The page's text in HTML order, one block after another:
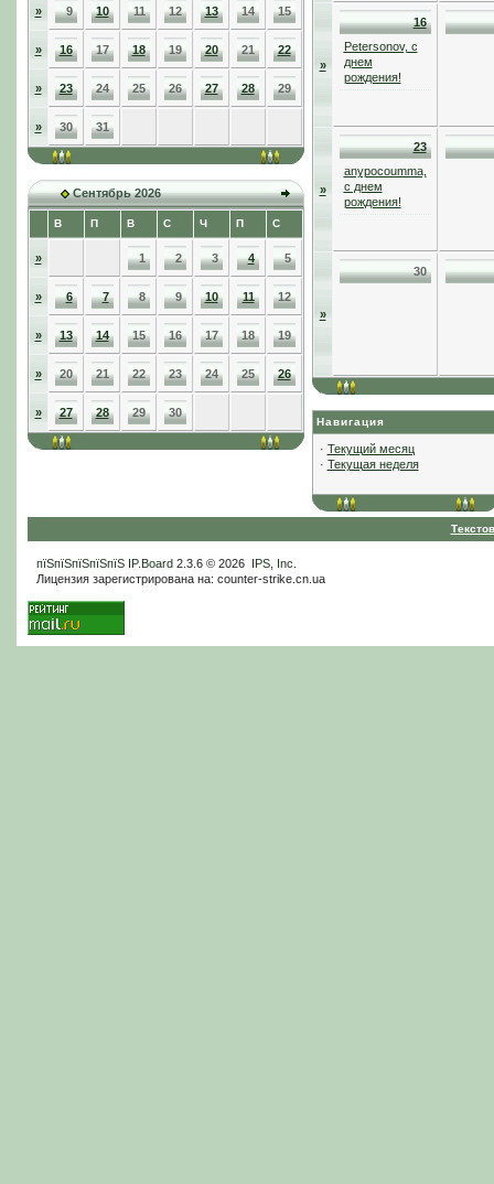
» 9 10 11 12 13 14 15
» 16 17 18 19 20 21 22
» 23 24 25 26 27 28 29
» 30 31
Сентябрь 2026
В П В С Ч П С
» 1 2 3 4 5
» 6 7 8 9 10 11 12
» 13 14 15 16 17 18 19
» 20 21 22 23 24 25 26
» 27 28 29 30
»
16
Petersonov, с
днем
рождения!
»
23
anypocoumma,
с днем
рождения!
»
30
Навигация
· Текущий месяц
· Текущая неделя
пїЅпїЅпїЅпїЅпїЅ IP.Board2.3.6 © 2026 IPS, Inc
Лицензия зарегистрирована на: counter-strike.cn.ua